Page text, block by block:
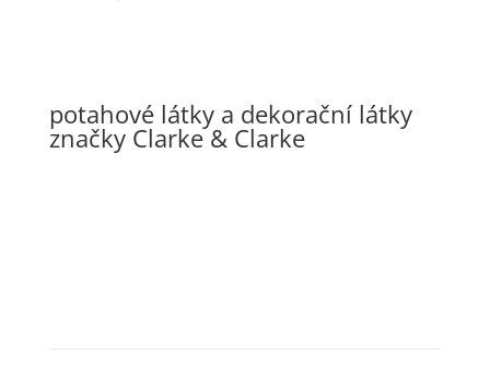
potahové látky a dekorační látky
značky Clarke & Clarke